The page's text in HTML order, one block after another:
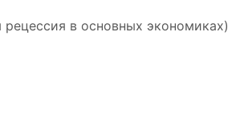
в основных экономиках)